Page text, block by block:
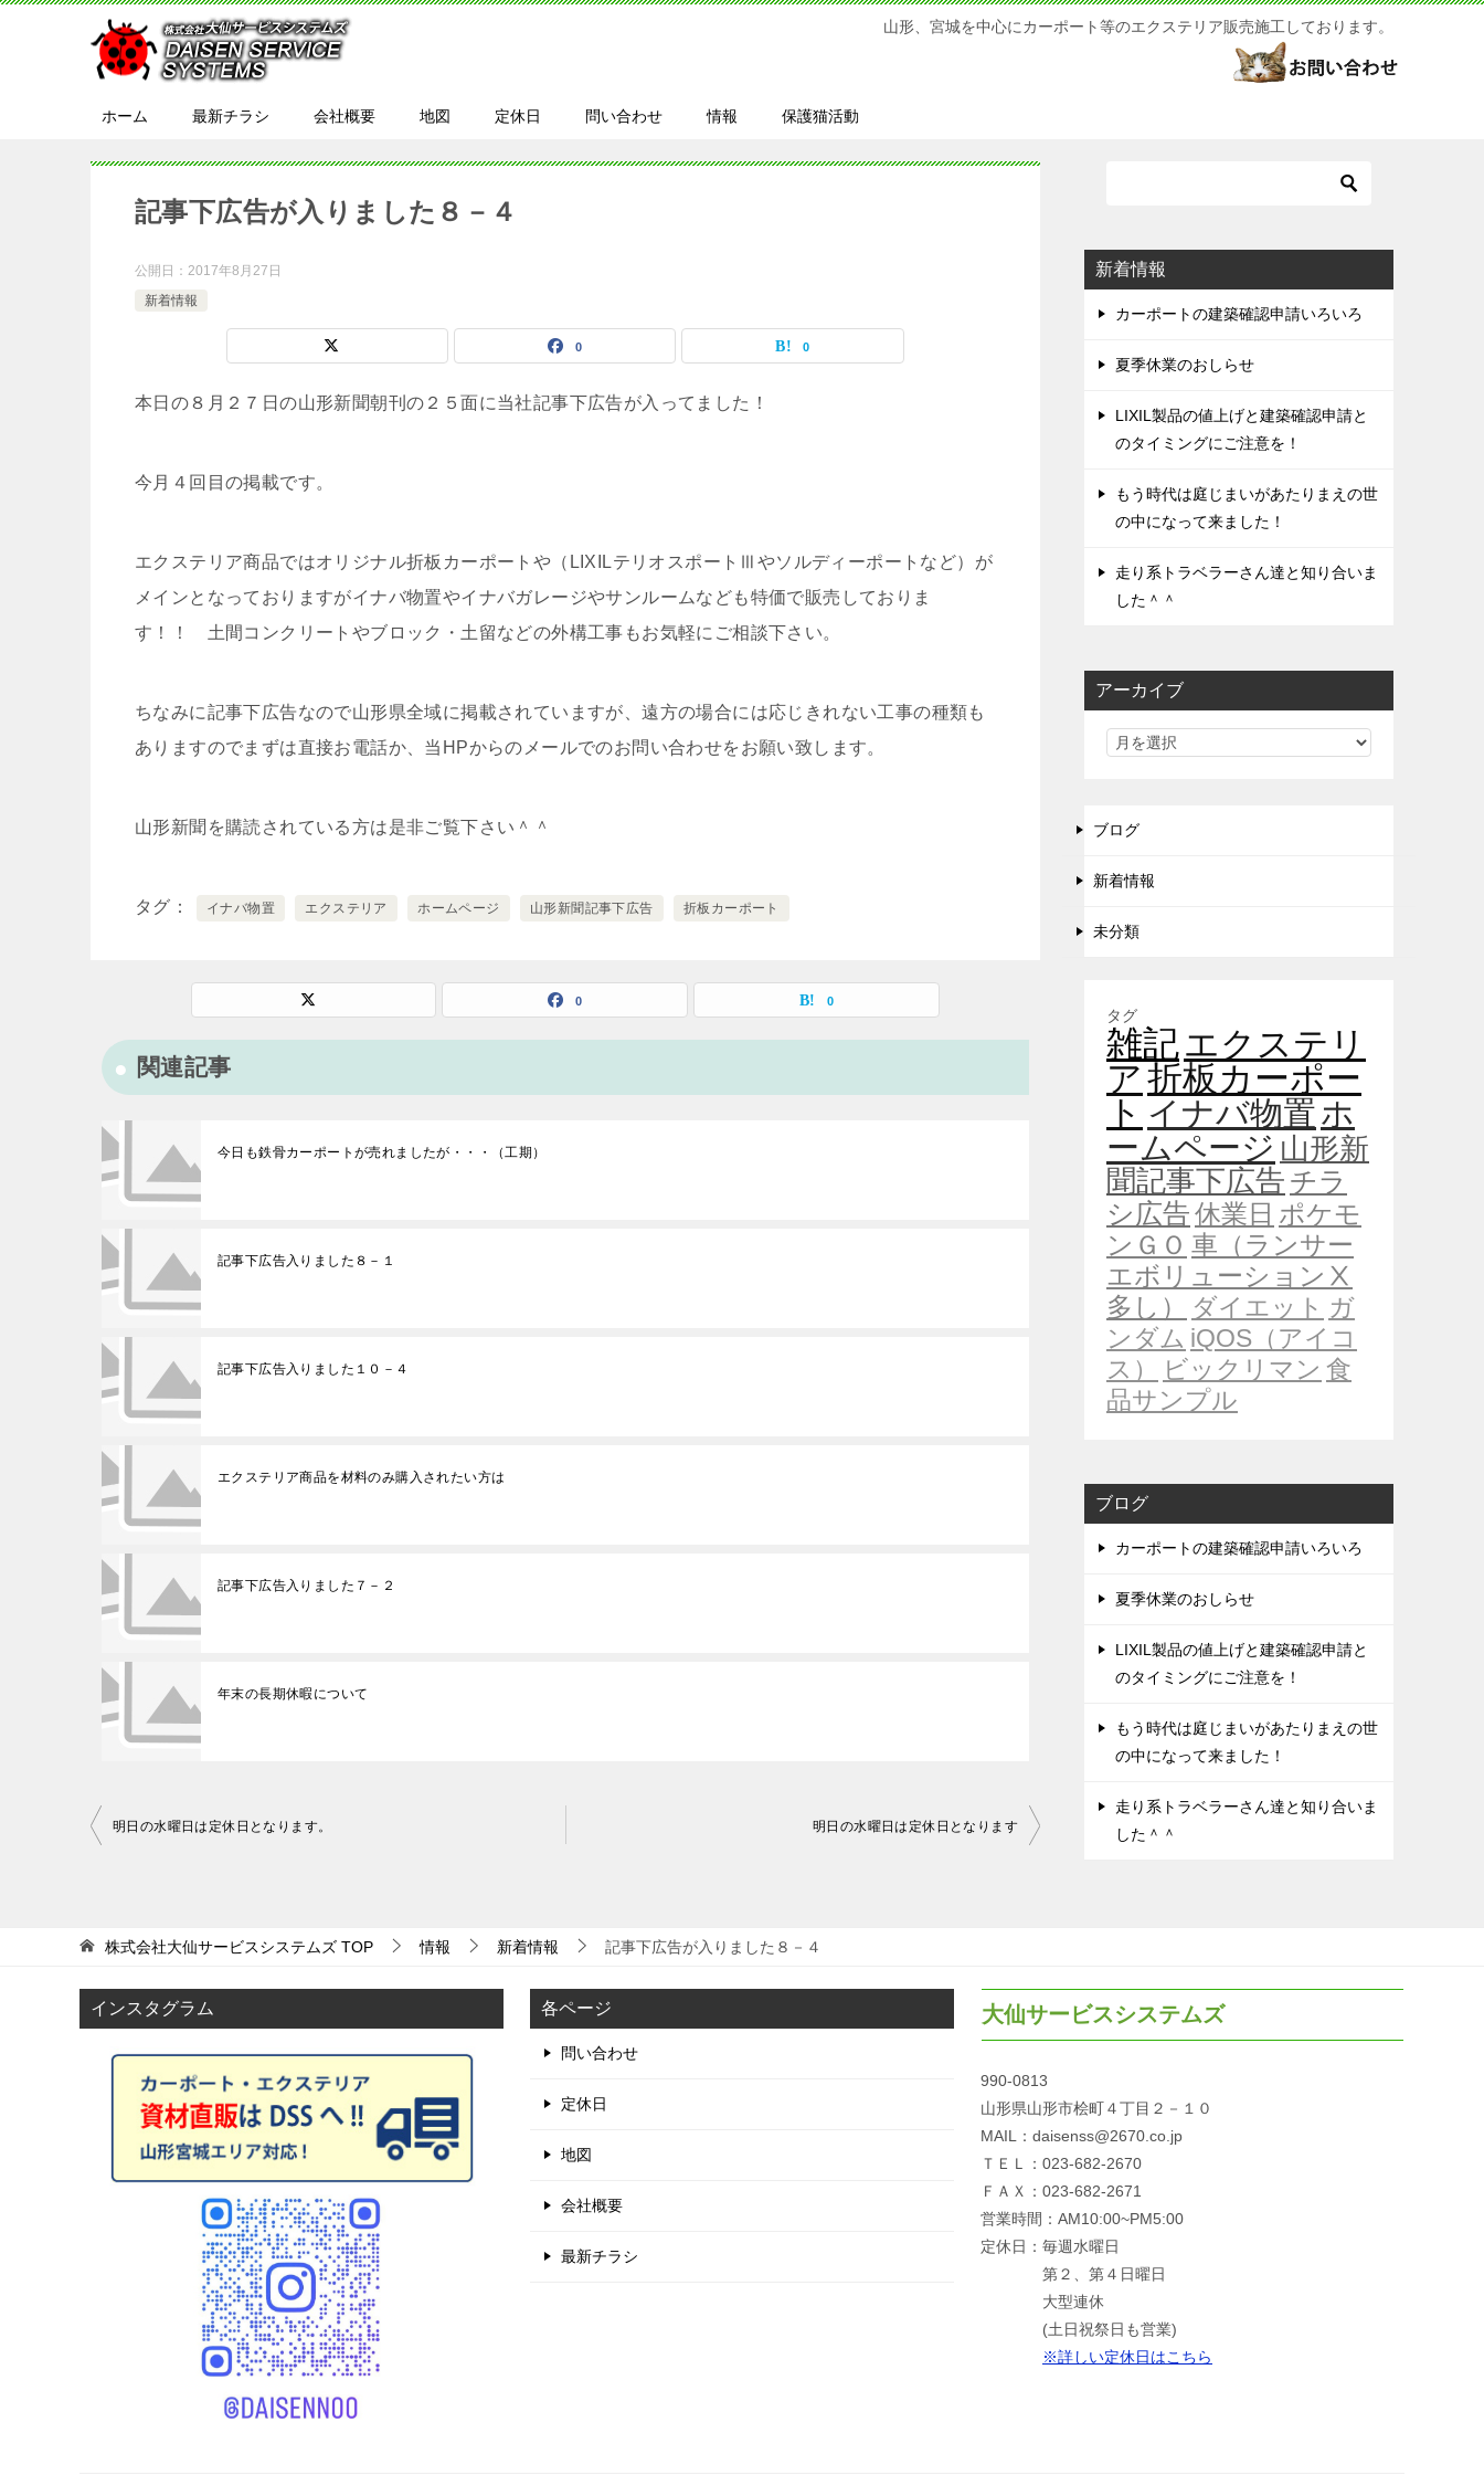
山形、宮城を中心にカーポート等のエクステリア販売施工しております。
ホーム 最新チラシ 会社概要 地図 定休日 問い合わせ 情報 保護猫活動
記事下広告が入りました８－４
公開日： 2017年8月27日
新着情報
0 0
本日の８月２７日の山形新聞朝刊の２５面に当社記事下広告が入ってました！
今月４回目の掲載です。
エクステリア商品ではオリジナル折板カーポートや（LIXILテリオスポートⅢやソルディーポートなど）が
メインとなっておりますがイナバ物置やイナバガレージやサンルームなども特価で販売しておりま
す！！ 土間コンクリートやブロック・土留などの外構工事もお気軽にご相談下さい。
ちなみに記事下広告なので山形県全域に掲載されていますが、遠方の場合には応じきれない工事の種類も
ありますのでまずは直接お電話か、当HPからのメールでのお問い合わせをお願い致します。
山形新聞を購読されている方は是非ご覧下さい＾＾
タグ イナバ物置 エクステリア ホームページ 山形新聞記事下広告 折板カーポート
0 0
関連記事
今日も鉄骨カーポートが売れましたが・・・（工期）
記事下広告入りました８－１
記事下広告入りました１０－４
エクステリア商品を材料のみ購入されたい方は
記事下広告入りました７－２
年末の長期休暇について
ビ
ゲ
ー
明日の水曜日は定休日となります。 明日の水曜日は定休日となります
新着情報
カーポートの建築確認申請いろいろ
夏季休業のおしらせ
LIXIL製品の値上げと建築確認申請と
のタイミングにご注意を！
もう時代は庭じまいがあたりまえの世
の中になって来ました！
走り系トラベラーさん達と知り合いま
した＾＾
アーカイブ
ブログ
新着情報
未分類
タグ
雑記エクステリ
ア折板カーポー
ト イナバ物置ホ
ームページ 山形新
聞記事下広告 チラ
シ広告休業日 ポケモ
ンＧＯ 車（ランサー
エボリューションⅩ
多し）
ダイエット ガ
ンダム iQOS（アイコ
ス）
ビックリマン 食
品サンプル
ブログ
カーポートの建築確認申請いろいろ
夏季休業のおしらせ
LIXIL製品の値上げと建築確認申請と
のタイミングにご注意を！
もう時代は庭じまいがあたりまえの世
の中になって来ました！
走り系トラベラーさん達と知り合いま
した＾＾
株式会社大仙サービスシステムズ TOP 情報 新着情報 記事下広告が入りました８－４
インスタグラム 各ページ
問い合わせ
定休日
地図
会社概要
最新チラシ
大仙サービスシステムズ
990-0813
山形県山形市桧町４丁目２－１０
MAIL：daisenss@2670.co.jp
ＴＥＬ：023-682-2670
ＦＡＸ：023-682-2671
営業時間：AM10:00~PM5:00
定休日：毎週水曜日
第２、第４日曜日
大型連休
(土日祝祭日も営業)
※詳しい定休日はこちら